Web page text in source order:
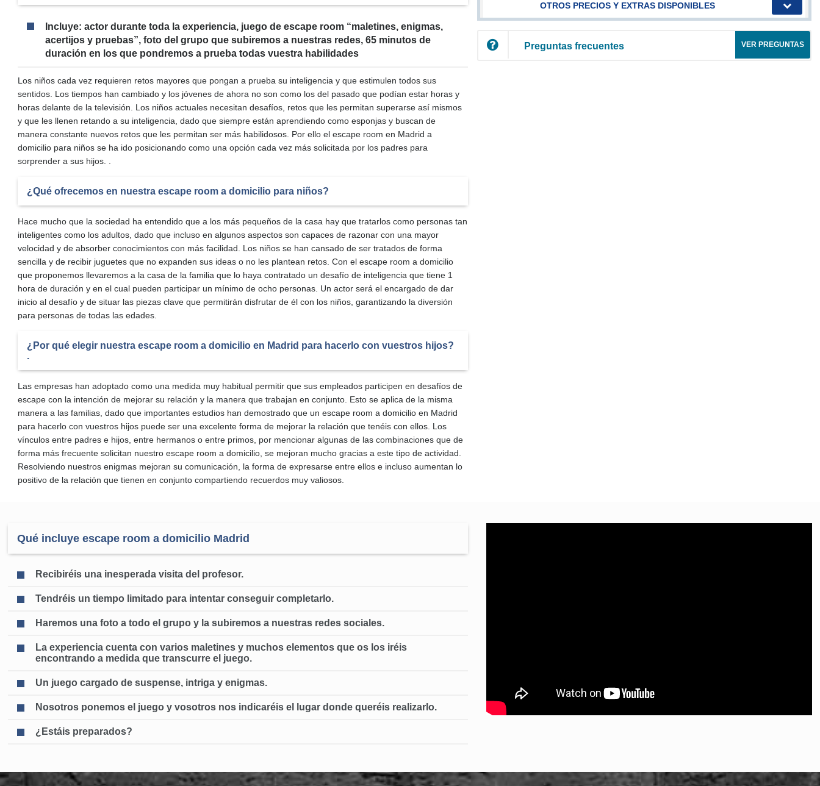
Incluye: actor durante toda la experiencia, juego de escape room “maletines, enigmas,
acertijos y pruebas”, foto del grupo que subiremos a nuestras redes, 65 minutos de
duración en los que pondremos a prueba todas vuestra habilidades
Los niños cada vez requieren retos mayores que pongan a prueba su inteligencia y que estimulen todos sus
sentidos. Los tiempos han cambiado y los jóvenes de ahora no son como los del pasado que podían estar horas y
horas delante de la televisión. Los niños actuales necesitan desafíos, retos que les permitan superarse así mismos
y que les llenen retando a su inteligencia, dado que siempre están aprendiendo como esponjas y buscan de
manera constante nuevos retos que les permitan ser más habilidosos. Por ello el escape room en Madrid a
domicilio para niños se ha ido posicionando como una opción cada vez más solicitada por los padres para
sorprender a sus hijos. .
¿Qué ofrecemos en nuestra escape room a domicilio para niños?
Hace mucho que la sociedad ha entendido que a los más pequeños de la casa hay que tratarlos como personas tan
inteligentes como los adultos, dado que incluso en algunos aspectos son capaces de razonar con una mayor
velocidad y de absorber conocimientos con más facilidad. Los niños se han cansado de ser tratados de forma
sencilla y de recibir juguetes que no expanden sus ideas o no les plantean retos. Con el escape room a domicilio
que proponemos llevaremos a la casa de la familia que lo haya contratado un desafío de inteligencia que tiene 1
hora de duración y en el cual pueden participar un mínimo de ocho personas. Un actor será el encargado de dar
inicio al desafío y de situar las piezas clave que permitirán disfrutar de él con los niños, garantizando la diversión
para personas de todas las edades.
¿Por qué elegir nuestra escape room a domicilio en Madrid para hacerlo con vuestros hijos?
.
Las empresas han adoptado como una medida muy habitual permitir que sus empleados participen en desafíos de
escape con la intención de mejorar su relación y la manera que trabajan en conjunto. Esto se aplica de la misma
manera a las familias, dado que importantes estudios han demostrado que un escape room a domicilio en Madrid
para hacerlo con vuestros hijos puede ser una excelente forma de mejorar la relación que tenéis con ellos. Los
vínculos entre padres e hijos, entre hermanos o entre primos, por mencionar algunas de las combinaciones que de
forma más frecuente solicitan nuestro escape room a domicilio, se mejoran mucho gracias a este tipo de actividad.
Resolviendo nuestros enigmas mejoran su comunicación, la forma de expresarse entre ellos e incluso aumentan lo
positivo de la relación que tienen en conjunto compartiendo recuerdos muy valiosos.
OTROS PRECIOS Y EXTRAS DISPONIBLES
Preguntas frecuentes VER PREGUNTAS
Qué incluye escape room a domicilio Madrid
Recibiréis una inesperada visita del profesor.
Tendréis un tiempo limitado para intentar conseguir completarlo.
Haremos una foto a todo el grupo y la subiremos a nuestras redes sociales.
La experiencia cuenta con varios maletines y muchos elementos que os los iréis
encontrando a medida que transcurre el juego.
Un juego cargado de suspense, intriga y enigmas.
Nosotros ponemos el juego y vosotros nos indicaréis el lugar donde queréis realizarlo.
¿Estáis preparados?